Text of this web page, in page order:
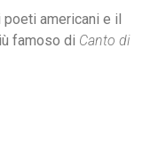
poeti americani e il
famoso di Canto di